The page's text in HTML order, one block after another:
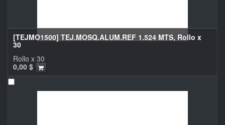
[TEJMO1500] TEJ.MOSQ.ALUM.REF 1.524 MTS, Rollo x
30
0,00 $
Rollo x 30